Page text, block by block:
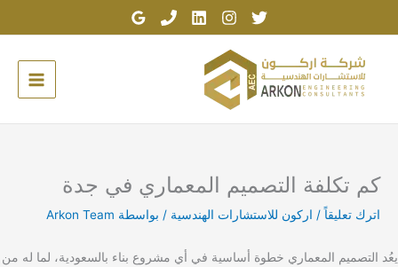
كم تكلفة التصميم المعماري في جدة
اترك تعليقاً / اركون للاستشارات الهندسية / بواسطة Arkon Team
يعُد التصميم المعماري خطوة أساسية في أي مشروع بناء بالسعودية، لما له من